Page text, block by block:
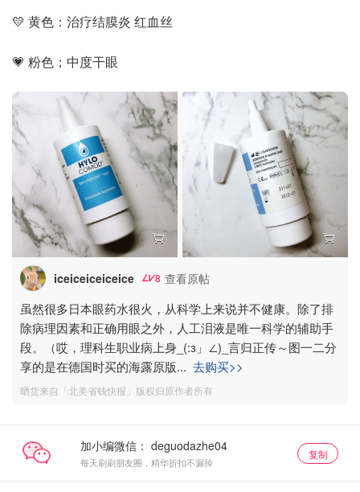
💛 黄色：治疗结膜炎 红血丝
💗 粉色；中度干眼
iceiceiceiceice 8 查看原帖
虽然很多日本眼药水很火，从科学上来说并不健康。除了排
除病理因素和正确用眼之外，人工泪液是唯一科学的辅助手
段。（哎，理科生职业病上身_(:з」∠)_言归正传～图一二分
享的是在德国时买的海露原版... 去购买>>
晒货来自「北美省钱快报」版权归原作者所有
加小编微信：
每天刷刷朋友圈，精华折扣不漏掉
复制